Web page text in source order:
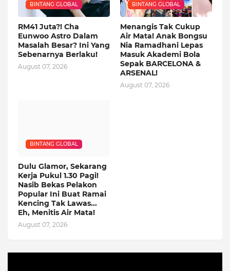
BINTANG GLOBAL
RM41 Juta?! Cha
Eunwoo Astro Dalam
Masalah Besar? Ini Yang
Sebenarnya Berlaku!
August 07, 2026
BINTANG GLOBAL
Menangis Tak Cukup
Air Mata! Anak Bongsu
Nia Ramadhani Lepas
Masuk Akademi Bola
Sepak BARCELONA &
ARSENAL!
August 07, 2026
BINTANG GLOBAL
Dulu Glamor, Sekarang
Kerja Pukul 1.30 Pagi!
Nasib Bekas Pelakon
Popular Ini Buat Ramai
Kencing Tak Lawas...
Eh, Menitis Air Mata!
August 07, 2026